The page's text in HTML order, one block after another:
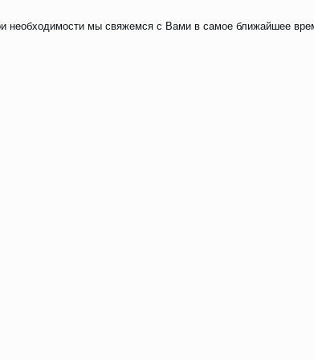
необходимости мы свяжемся с Вами в самое ближайшее